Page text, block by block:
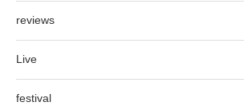
reviews
Live
festival